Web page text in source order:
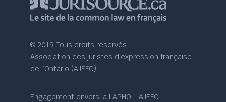
© 2019 Tous droits réservés
Association des juristes d’expression française
de l’Ontario (AJEFO)
Engagement envers la LAPHO - AJEFO